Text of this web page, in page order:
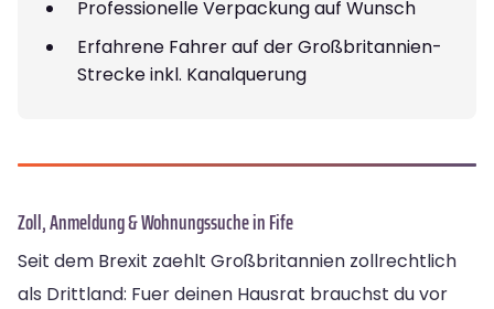
Professionelle Verpackung auf Wunsch
Erfahrene Fahrer auf der Großbritannien-
Strecke inkl. Kanalquerung
Zoll, Anmeldung & Wohnungssuche in Fife
Seit dem Brexit zaehlt Großbritannien zollrechtlich
als Drittland: Fuer deinen Hausrat brauchst du vor